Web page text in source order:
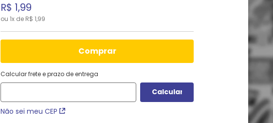
R$ 1,99
ou 1x de R$ 1,99
comprar
Calcular frete e prazo de entrega
Não sei meu CEP